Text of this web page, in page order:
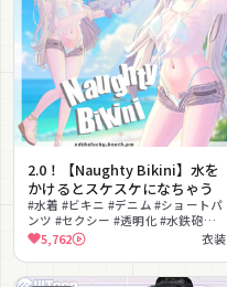
2.0！【Naughty Bikini】水を
かけるとスケスケになちゃう
#水着 #ビキニ #デニム #ショートパ
ンツ #セクシー #透明化 #水鉄砲
#MA対応 #マットキャップ #効果音
5,762 衣装